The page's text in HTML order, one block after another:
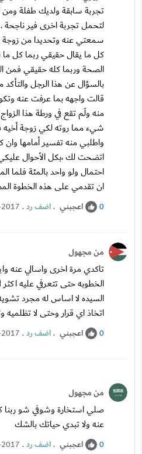
تجربة سابقة ولديك طفلة
لتحمل تجربة اخرى فير
سمعتي عنه وتحديدا من
كل ما يقال حقيقي ربما كل ما
الصحة وربما كله حقيقي
بالسؤال عن هذا الرجل
قالت واجهه بما عرفت عنه
منه ولَم تقع في ورطة هذا
شيء مما روته لكي زوجة أخيه
واطلبي منه تفسير أمامها وان
اتضحت لك ،بكل الأحوال
احتمال ولو واحد بالمئة فلما
ان تقدمي على هذه الخطوة
0 اعجبني .اضف رد.
من مجهول
تاكدي مرة اخرى واسالي عنه
الخطوبه حتى تتعرفي عليه
السيده لا اساس له مجرد
اتخاذ اي قرار وحتى لا
0 اعجبني .اضف رد.
من مجهول
صلي استخارة وشوفي شو ربنا
عنه ولا تبدي حياتك بالشك
0 اعجبني .اضف رد.